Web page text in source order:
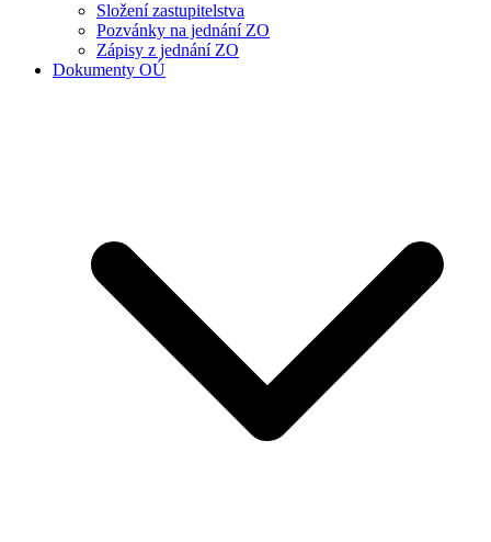
Složení zastupitelstva
Pozvánky na jednání ZO
Zápisy z jednání ZO
Dokumenty OÚ